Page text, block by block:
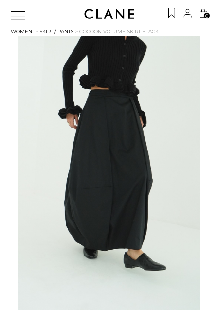
0
WOMEN > SKIRT / PANTS > COCOON VOLUME SKIRT BLACK